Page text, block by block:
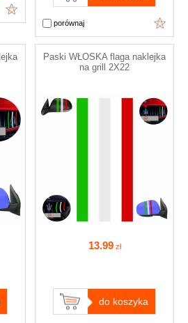
porównaj
Paski WŁOSKA flaga naklejka
na grill 2X22
13.99 zł
do koszyka